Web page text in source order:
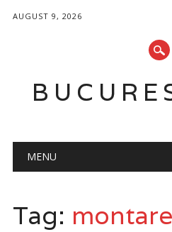
AUGUST 9, 2026
Main menu
MENU
Tag: montare